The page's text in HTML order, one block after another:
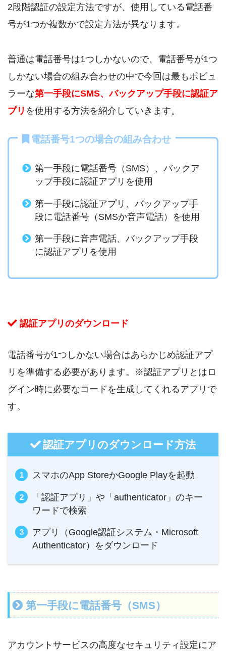
2段階認証の設定方法ですが、使用している電話番
号が1つか複数かで設定方法が異なります。
普通は電話番号は1つしかないので、電話番号が1つ
しかない場合の組み合わせの中で今回は最もポピュ
ラーな第一手段にSMS、バックアップ手段に認証ア
プリ を使用する方法を紹介していきます。
電話番号1つの場合の組み合わせ
第一手段に電話番号（SMS）、バックア
ップ手段に認証アプリを使用
第一手段に認証アプリ、バックアップ手
段に電話番号（SMSか音声電話）を使用
第一手段に音声電話、バックアップ手段
に認証アプリを使用
認証アプリのダウンロード
電話番号が1つしかない場合はあらかじめ認証アプ
リを準備する必要があります。※認証アプリとはロ
グイン時に必要なコードを生成してくれるアプリで
す。
認証アプリのダウンロード方法
スマホのApp StoreかGoogle Playを起動
「認証アプリ」や「authenticator」のキー
ワードで検索
アプリ（Google認証システム・Microsoft
Authenticator）をダウンロード
第一手段に電話番号（SMS）
アカウントサービスの高度なセキュリティ設定にア